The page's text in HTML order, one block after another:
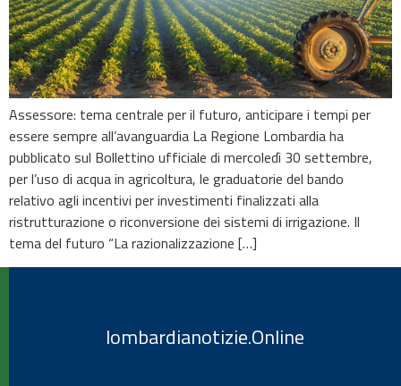
Assessore: tema centrale per il futuro, anticipare i tempi per
essere sempre all’avanguardia La Regione Lombardia ha
pubblicato sul Bollettino ufficiale di mercoledì 30 settembre,
per l’uso di acqua in agricoltura, le graduatorie del bando
relativo agli incentivi per investimenti finalizzati alla
ristrutturazione o riconversione dei sistemi di irrigazione. Il
tema del futuro “La razionalizzazione […]
lombardianotizie.Online